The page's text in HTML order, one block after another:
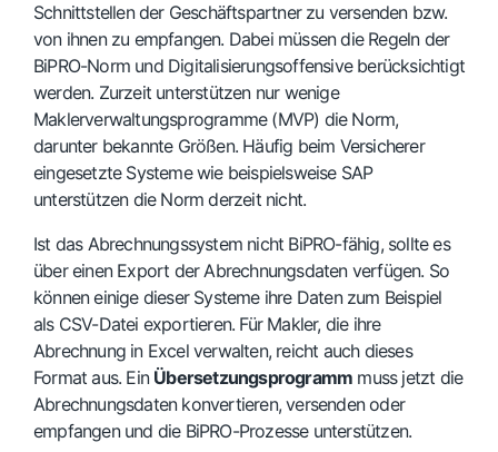
Schnittstellen der Geschäftspartner zu versenden bzw.
von ihnen zu empfangen. Dabei müssen die Regeln der
BiPRO-Norm und Digitalisierungsoffensive berücksichtigt
werden. Zurzeit unterstützen nur wenige
Maklerverwaltungsprogramme (MVP) die Norm,
darunter bekannte Größen. Häufig beim Versicherer
eingesetzte Systeme wie beispielsweise SAP
unterstützen die Norm derzeit nicht.
Ist das Abrechnungssystem nicht BiPRO-fähig, sollte es
über einen Export der Abrechnungsdaten verfügen. So
können einige dieser Systeme ihre Daten zum Beispiel
als CSV-Datei exportieren. Für Makler, die ihre
Abrechnung in Excel verwalten, reicht auch dieses
Format aus. Ein Übersetzungsprogramm muss jetzt die
Abrechnungsdaten konvertieren, versenden oder
empfangen und die BiPRO-Prozesse unterstützen.